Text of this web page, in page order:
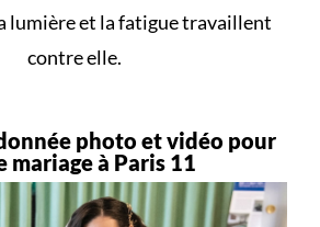
lumière et la fatigue travaillent
contre elle.
photo et vidéo pour
mariage à Paris 11